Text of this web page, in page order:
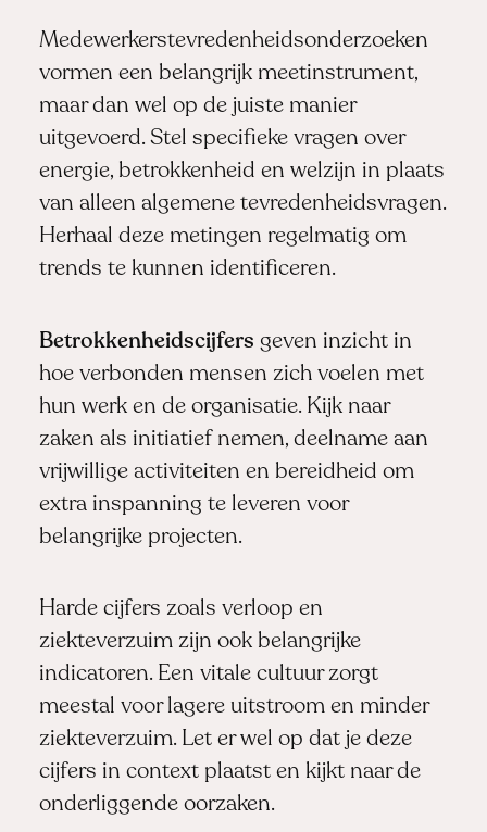
Medewerkerstevredenheidsonderzoeken
vormen een belangrijk meetinstrument,
maar dan wel op de juiste manier
uitgevoerd. Stel specifieke vragen over
energie, betrokkenheid en welzijn in plaats
van alleen algemene tevredenheidsvragen.
Herhaal deze metingen regelmatig om
trends te kunnen identificeren.
Betrokkenheidscijfers geven inzicht in
hoe verbonden mensen zich voelen met
hun werk en de organisatie. Kijk naar
zaken als initiatief nemen, deelname aan
vrijwillige activiteiten en bereidheid om
extra inspanning te leveren voor
belangrijke projecten.
Harde cijfers zoals verloop en
ziekteverzuim zijn ook belangrijke
indicatoren. Een vitale cultuur zorgt
meestal voor lagere uitstroom en minder
ziekteverzuim. Let er wel op dat je deze
cijfers in context plaatst en kijkt naar de
onderliggende oorzaken.